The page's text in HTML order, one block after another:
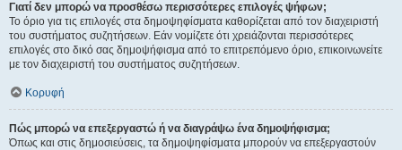
Γιατί δεν μπορώ να προσθέσω περισσότερες επιλογές ψήφων;
Το όριο για τις επιλογές στα δημοψηφίσματα καθορίζεται από τον διαχειριστή
του συστήματος συζητήσεων. Εάν νομίζετε ότι χρειάζονται περισσότερες
επιλογές στο δικό σας δημοψήφισμα από το επιτρεπόμενο όριο, επικοινωνείτε
με τον διαχειριστή του συστήματος συζητήσεων.
Κορυφή
Πώς μπορώ να επεξεργαστώ ή να διαγράψω ένα δημοψήφισμα;
Όπως και στις δημοσιεύσεις, τα δημοψηφίσματα μπορούν να επεξεργαστούν